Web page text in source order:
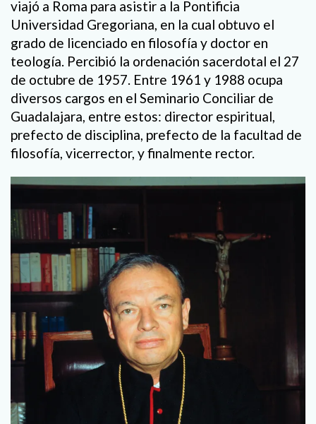
viajó a Roma para asistir a la Pontificia
Universidad Gregoriana, en la cual obtuvo el
grado de licenciado en filosofía y doctor en
teología. Percibió la ordenación sacerdotal el 27
de octubre de 1957. Entre 1961 y 1988 ocupa
diversos cargos en el Seminario Conciliar de
Guadalajara, entre estos: director espiritual,
prefecto de disciplina, prefecto de la facultad de
filosofía, vicerrector, y finalmente rector.